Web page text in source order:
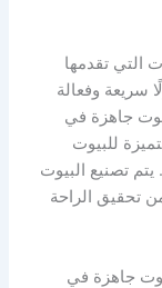
التي تقدمها
سريعة وفعالة
جاهزة في
للبيوت
يتم تصنيع البيوت
تحقيق الراحة
جاهزة في